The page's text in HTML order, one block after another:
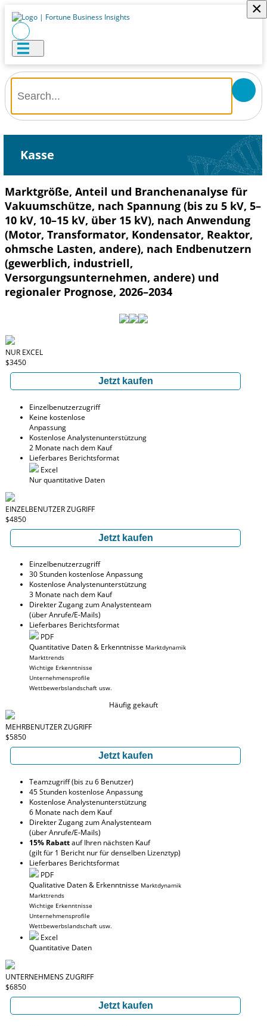
×
Kasse
Marktgröße, Anteil und Branchenanalyse für
Vakuumschütze, nach Spannung (bis zu 5 kV, 5–
10 kV, 10–15 kV, über 15 kV), nach Anwendung
(Motor, Transformator, Kondensator, Reaktor,
ohmsche Lasten, andere), nach Endbenutzern
(gewerblich, industriell,
Versorgungsunternehmen, andere) und
regionaler Prognose, 2026–2034
NUR EXCEL
$3450
Jetzt kaufen
Einzelbenutzerzugriff
Keine kostenlose
Anpassung
Kostenlose Analystenunterstützung
2 Monate nach dem Kauf
Lieferbares Berichtsformat
Excel
Nur quantitative Daten
EINZELBENUTZER ZUGRIFF
$4850
Jetzt kaufen
Einzelbenutzerzugriff
30 Stunden kostenlose Anpassung
Kostenlose Analystenunterstützung
3 Monate nach dem Kauf
Direkter Zugang zum Analystenteam
(über Anrufe/E-Mails)
Lieferbares Berichtsformat
PDF
Quantitative Daten & Erkenntnisse Marktdynamik
Markttrends
Wichtige Erkenntnisse
Unternehmensprofile
Wettbewerbslandschaft usw.
Häufig gekauft
MEHRBENUTZER ZUGRIFF
$5850
Jetzt kaufen
Teamzugriff (bis zu 6 Benutzer)
45 Stunden kostenlose Anpassung
Kostenlose Analystenunterstützung
6 Monate nach dem Kauf
Direkter Zugang zum Analystenteam
(über Anrufe/E-Mails)
15% Rabattauf Ihren nächsten Kauf
(gilt für 1 Bericht nur für denselben Lizenztyp)
Lieferbares Berichtsformat
PDF
Qualitative Daten & Erkenntnisse Marktdynamik
Markttrends
Wichtige Erkenntnisse
Unternehmensprofile
Wettbewerbslandschaft usw.
Excel
Quantitative Daten
UNTERNEHMENS ZUGRIFF
$6850
Jetzt kaufen